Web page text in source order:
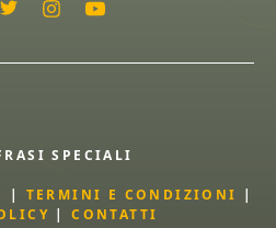
SPECIALI
| TERMINI E CONDIZIONI |
|CONTATTI